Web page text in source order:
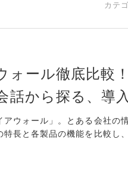
カテ
ォール徹底比較
話から探る、導
ウォール」。とある会社の
長と各製品の機能を比較し